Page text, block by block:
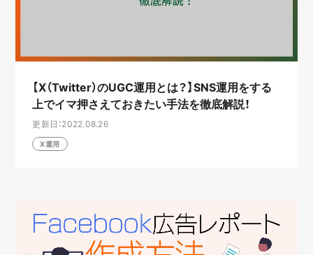
【X（Twitter）のUGC運用とは？】SNS運用をする
上でイマ押さえておきたい手法を徹底解説！
更新日：2022.08.26
X運用